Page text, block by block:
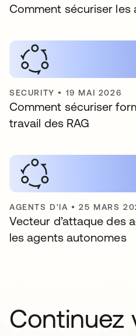
Comment sécuriser les
SECURITY • 19 MAI 2026
Comment sécuriser
travail des RAG
AGENTS D'IA •25 MARS
Vecteur d’attaque des
les agents autonomes
Continuez